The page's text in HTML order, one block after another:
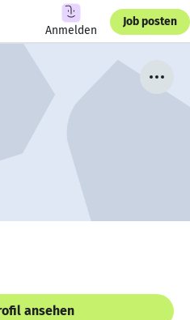
Anmelden
Job posten
ansehen